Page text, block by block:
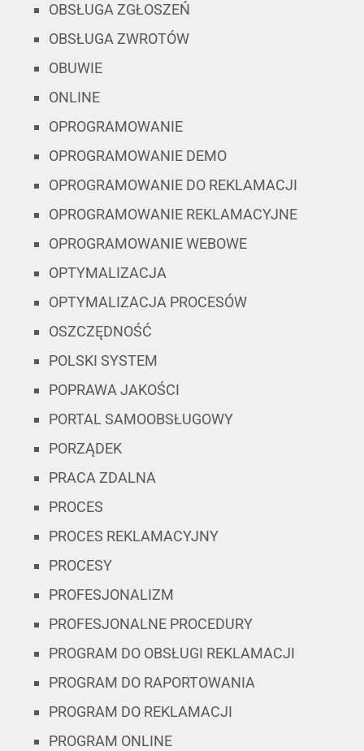
OBSŁUGA ZGŁOSZEŃ
OBSŁUGA ZWROTÓW
OBUWIE
ONLINE
OPROGRAMOWANIE
OPROGRAMOWANIE DEMO
OPROGRAMOWANIE DO REKLAMACJI
OPROGRAMOWANIE REKLAMACYJNE
OPROGRAMOWANIE WEBOWE
OPTYMALIZACJA
OPTYMALIZACJA PROCESÓW
OSZCZĘDNOŚĆ
POLSKI SYSTEM
POPRAWA JAKOŚCI
PORTAL SAMOOBSŁUGOWY
PORZĄDEK
PRACA ZDALNA
PROCES
PROCES REKLAMACYJNY
PROCESY
PROFESJONALIZM
PROFESJONALNE PROCEDURY
PROGRAM DO OBSŁUGI REKLAMACJI
PROGRAM DO RAPORTOWANIA
PROGRAM DO REKLAMACJI
PROGRAM ONLINE